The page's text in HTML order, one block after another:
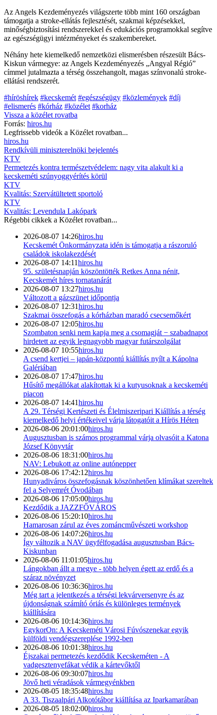
Az Angels Kezdeményezés világszerte több mint 160 országban
támogatja a stroke-ellátás fejlesztését, szakmai képzésekkel,
minőségbiztosítási rendszerekkel és edukációs programokkal segítve
az egészségügyi intézményeket és szakembereket.
Néhány hete kiemelkedő nemzetközi elismerésben részesült Bács-
Kiskun vármegye: az Angels Kezdeményezés „Angyal Régió”
címmel jutalmazta a térség összehangolt, magas színvonalú stroke-
ellátási rendszerét.
#híröshírek #kecskemét #egészségügy #közlemények #díj
#elismerés #kórház #közélet #korház
Vissza a közélet rovatba
Forrás: hiros.hu
Legfrissebb videók a Közélet rovatban...
hiros.hu
Rendkívüli miniszterelnöki bejelentés
KTV
Permetezés kontra természetvédelem: nagy vita alakult ki a
kecskeméti szúnyoggyérítés körül
KTV
Kvalitás: Szervátültetett sportoló
KTV
Kvalitás: Levendula Lakópark
Régebbi cikkek a Közélet rovatban...
2026-08-07 14:26hiros.hu
Kecskemét Önkormányzata idén is támogatja a rászoruló
családok iskolakezdését
2026-08-07 14:11hiros.hu
95. születésnapján köszöntötték Retkes Anna nénit,
Kecskemét híres tornatanárát
2026-08-07 13:27hiros.hu
Változott a gázszünet időpontja
2026-08-07 12:31hiros.hu
Szakmai összefogás a kórházban maradó csecsemőkért
2026-08-07 12:05hiros.hu
Szombaton senki nem kapja meg a csomagját − szabadnapot
hirdetett az egyik legnagyobb magyar futárszolgálat
2026-08-07 10:55hiros.hu
A csend kertjei – japán-központú kiállítás nyílt a Kápolna
Galériában
2026-08-07 17:47hiros.hu
Hűsítő megállókat alakítottak ki a kutyusoknak a kecskeméti
piacon
2026-08-07 14:41hiros.hu
A 29. Térségi Kertészeti és Élelmiszeripari Kiállítás a térség
kiemelkedő helyi értékeivel várja látogatóit a Hírös Héten
2026-08-06 20:01:00hiros.hu
Augusztusban is számos programmal várja olvasóit a Katona
József Könyvtár
2026-08-06 18:31:00hiros.hu
NAV: Lebukott az online autónepper
2026-08-06 17:42:12hiros.hu
Hunyadiváros összefogásnak köszönhetően klímákat szereltek
fel a Selyemrét Óvodában
2026-08-06 17:05:00hiros.hu
Kezdődik a JAZZFŐVÁROS
2026-08-06 15:20:10hiros.hu
Hamarosan zárul az éves zománcművészeti workshop
2026-08-06 14:07:26hiros.hu
Így változik a NAV ügyfélfogadása augusztusban Bács-
Kiskunban
2026-08-06 11:01:05hiros.hu
Lángokban állt a megye - több helyen égett az erdő és a
száraz növényzet
2026-08-06 10:36:36hiros.hu
Még tart a jelentkezés a térségi lekvárversenyre és az
újdonságnak számító óriás és különleges termények
kiállítására
2026-08-06 10:14:36hiros.hu
EgykorOn: A Kecskeméti Városi Fúvószenekar egyik
külföldi vendégszereplése 1992-ben
2026-08-06 10:01:38hiros.hu
Éjszakai permetezés kezdődik Kecskeméten - A
vadgesztenyefákat védik a kártevőktől
2026-08-06 09:30:07hiros.hu
Jövő heti véradások vármegyénkben
2026-08-05 18:35:48hiros.hu
A 33. Tiszaalpári Alkotótábor kiállítása az Iparkamarában
2026-08-05 18:02:00hiros.hu